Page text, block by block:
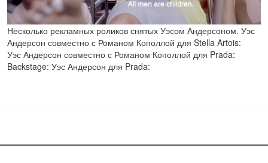
Несколько рекламных роликов снятых Уэсом Андерсоном. Уэс
Андерсон совместно с Романом Кополлой для Stella Artois:
Уэс Андерсон совместно с Романом Кополлой для Prada:
Backstage: Уэс Андерсон для Prada: